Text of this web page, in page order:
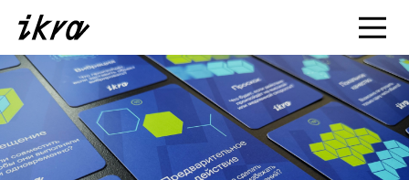
Познакомиться с ИКРОЙ
Статьи
Кейсы
О нас